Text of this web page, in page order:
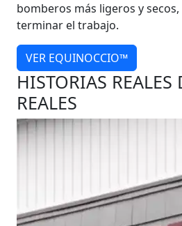
bomberos más ligeros y
terminar el trabajo.
VER EQUINOCCIO™
HISTORIAS REALES
REALES